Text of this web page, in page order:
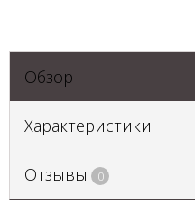
Обзор
Характеристики
Отзывы 0